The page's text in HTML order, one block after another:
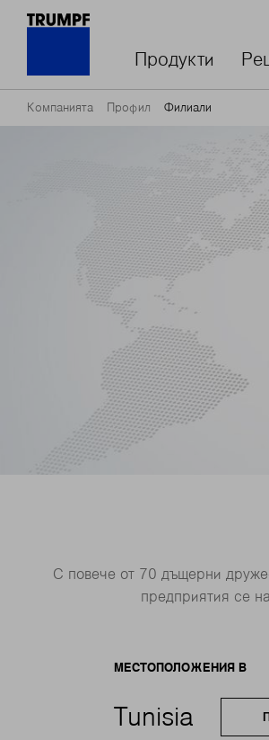
Продукти
Компанията Профил Филиали
С повече от 70 дъщерни
предприятия се
МЕСТОПОЛОЖЕНИЯ В
Tunisia